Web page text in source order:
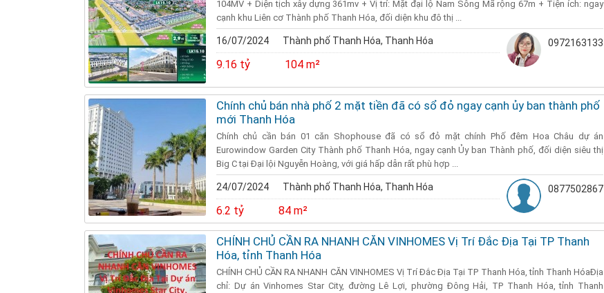
104MV + Diện tịch xây dựng 361mv + Vị trí: Mặt đại lộ Nam Sông Mã rộng 67m + Tiện ích: ngay
cạnh khu Liên cơ Thành phố Thanh Hóa, đối diện khu đô thị ...
16/07/2024 Thành phố Thanh Hóa, Thanh Hóa
9.16 tỷ 104 m²
0972163133
Chính chủ bán nhà phố 2 mặt tiền đã có sổ đỏ ngay cạnh ủy ban thành phố
mới Thanh Hóa
Chính chủ cần bán 01 căn Shophouse đã có sổ đỏ mặt chính Phố đêm Hoa Châu dự án
Eurowindow Garden City Thành phố Thanh Hóa, ngay cạnh Ủy ban Thành phố, đối diện siêu thị
Big C tại Đại lội Nguyễn Hoàng, với giá hấp dẫn rất phù hợp ...
24/07/2024 Thành phố Thanh Hóa, Thanh Hóa
6.2 tỷ 84 m²
0877502867
CHÍNH CHỦ CẦN RA NHANH CĂN VINHOMES Vị Trí Đắc Địa Tại TP Thanh
Hóa, tỉnh Thanh Hóa
CHÍNH CHỦ CẦN RA NHANH CĂN VINHOMES Vị Trí Đắc Địa Tại TP Thanh Hóa, tỉnh Thanh HóaĐịa
chỉ: Dự án Vinhomes Star City, đường Lê Lợi, phường Đông Hải, TP Thanh Hóa, tỉnh Thanh